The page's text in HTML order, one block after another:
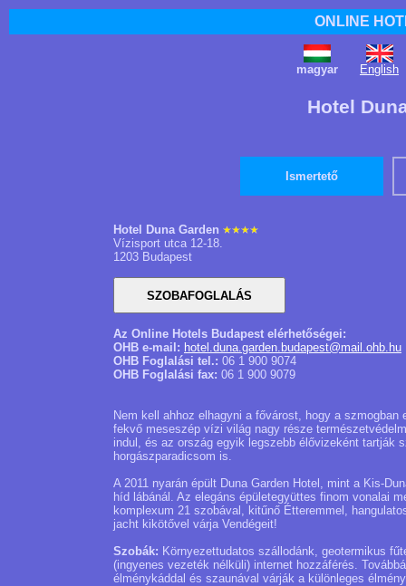
ONLINE
magyar English
Hotel
Ismertető
Hotel Duna Garden
Vízisport utca 12-18.
1203 Budapest
Az Online Hotels Budapest elérhetőségei:
OHB e-mail: hotel.duna.garden.budapest@mail.ohb.hu
OHB Foglalási tel.: 06 1 900 9074
OHB Foglalási fax: 06 1 900 9079
Nem kell ahhoz elhagyni a fővárost, hogy a
fekvő meseszép vízi világ nagy része
indul, és az ország egyik legszebb élővizeként tartják
horgászparadicsom is.
A 2011 nyarán épült Duna Garden Hotel, mint a Kis-
híd lábánál. Az elegáns épületegyüttes finom vonalai
komplexum 21 szobával, kitűnő Étteremmel,
jacht kikötővel várja Vendégeit!
Szobák: Környezettudatos szállodánk, geotermikus
(ingyenes vezeték nélküli) internet hozzáférés.
élménykáddal és szaunával várják a különleges